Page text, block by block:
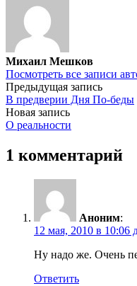
Михаил Мешков
Посмотреть все записи
Навигация
по
записям
Предыдущая запись
В предверии Дня По-беды
Новая запись
О реальности
1 комментарий
Аноним:
12 мая, 2010 в 10:06
Ну надо же. Очень
Ответить